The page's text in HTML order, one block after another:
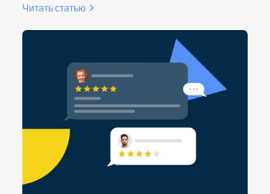
Читать статью